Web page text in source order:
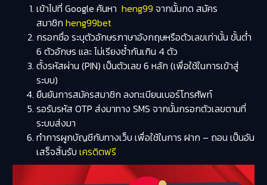
เข้าไปที่ Google ค้นหา heng99 จากนั้นกด สมัคร
สมาชิก heng99bet
กรอกชื่อ ระบุตัวอักษรภาษาอังกฤษหรือตัวเลขเท่านั้น ขั้นต่ำ
6 ตัวอักษร และ ไม่เรียงซ้ำกันเกิน 4 ตัว
ตั้งรหัสผ่าน (PIN) เป็นตัวเลข 6 หลัก (เพื่อใช้ในการเข้าสู่
ระบบ)
ยืนยันการสมัครสมาชิก ลงทะเบียนเบอร์โทรศัพท์
รอรับรหัส OTP ส่งมาทาง SMS จากนั้นกรอกตัวเลขตามที่
ระบบส่งมา
ทำการผูกบัญชีกับทางเว็บ เพื่อใช้ในการ ฝาก – ถอน เป็นอัน
เสร็จสิ้นรับ เครดิตฟรี